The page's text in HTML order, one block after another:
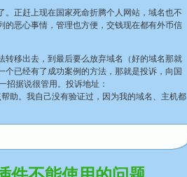
正赶上现在国家死命折腾个人网站，域名也不
恶心事情，管理也方便，交钱现在都有外币信
移出去，到最后要么放弃域名（好的域名那就
已经有了成功案例的方法，那就是投诉，向国
招据说很管用。投诉地址：
助。我自己没有验证过，因为我的域名、主机都